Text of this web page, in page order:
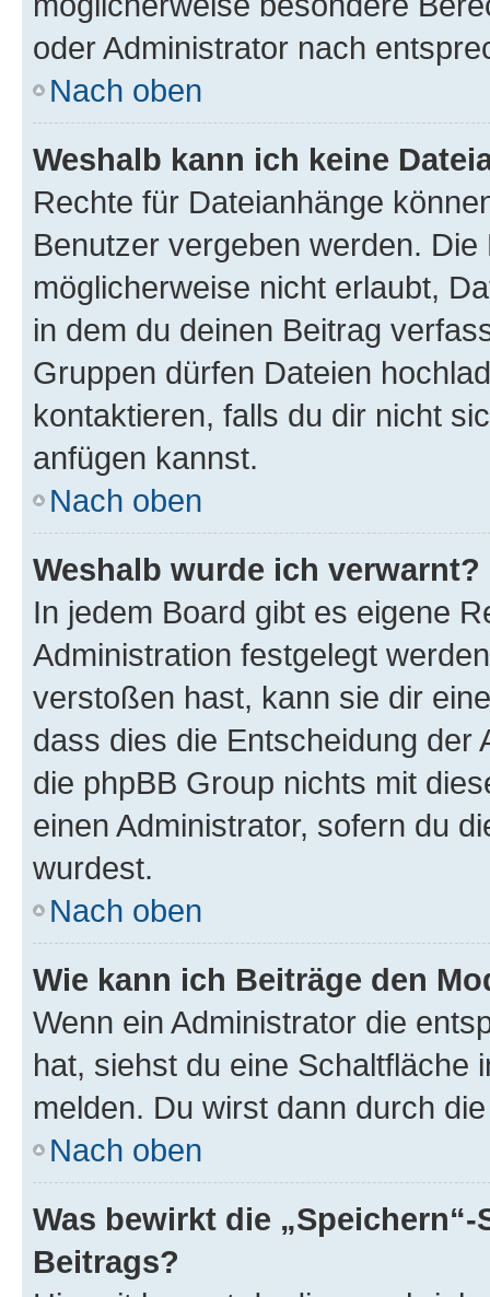
oder Administrator nach
Nach oben
Weshalb kann ich keine
Rechte für Dateianhänge
Benutzer vergeben werden.
möglicherweise nicht erlaubt,
in dem du deinen Beitrag
Gruppen dürfen Dateien
kontaktieren, falls du dir nicht
anfügen kannst.
Nach oben
Weshalb wurde ich verwarnt?
In jedem Board gibt es eigene
Administration festgelegt
verstoßen hast, kann sie dir
dass dies die Entscheidung der
die phpBB Group nichts mit
einen Administrator, sofern du
wurdest.
Nach oben
Wie kann ich Beiträge den
Wenn ein Administrator die
hat, siehst du eine Schaltfläche
melden. Du wirst dann durch
Nach oben
Was bewirkt die
Beitrags?